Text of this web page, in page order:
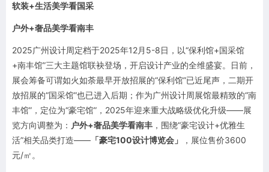
软装+生活美学看国采
户外+奢品美学看南丰
2025广州设计周定档于2025年12月5-8日，以“保利馆+国采馆
+南丰馆”三大主题馆联袂登场，开启设计产业的全维盛宴。
日前，
展会筹备可谓如火如荼最早开放招展的“保利馆”已近尾声，二期开
放招展的“国采馆”也已进入后期；作为广州设计周展馆最精致的“南
丰馆”，定位为“豪宅馆”，2025年迎来重大战略级优化升级——展
览方向调整为： 户外+奢品美学看南丰 ，围绕“豪宅设计+优雅生
活”相关品类打造—— 「豪宅100设计博览会」
，展位售价3600
元/㎡。